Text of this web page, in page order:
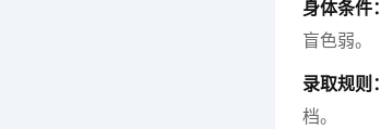
身体条件：
盲色弱。
录取规则：
档。